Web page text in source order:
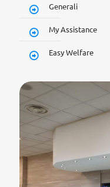
Generali
My Assistance
Easy Welfare